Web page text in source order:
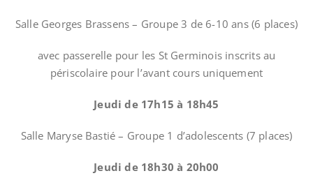
Salle Georges Brassens – Groupe 3 de 6-10 ans (6 places)
avec passerelle pour les St Germinois inscrits au
périscolaire pour l’avant cours uniquement
Jeudi de 17h15 à 18h45
Salle Maryse Bastié – Groupe 1 d’adolescents (7 places)
Jeudi de 18h30 à 20h00